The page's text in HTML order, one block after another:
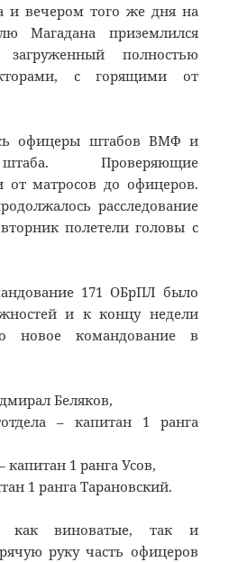
и вечером того же дня на
Магадана приземлился
полностью
с горящими от
офицеры штабов ВМФ и
Проверяющие
от матросов до офицеров.
расследование
полетели головы с
171 ОБрПЛ было
и к концу недели
новое командование в
Беляков,
– капитан 1 ранга
1 ранга Усов,
1 ранга Тарановский.
как виноватые, так и
руку часть офицеров